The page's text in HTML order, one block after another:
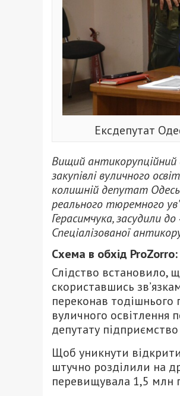
Ексдепутат
Вищий антикорупційний
закупівлі вуличного
колишній депутат
реального тюремного
Герасимчука, засудили
Спеціалізованої
Схема в обхід
Слідство встановило,
скориставшись
переконав тодішнього
вуличного
депутату
Щоб уникнути
штучно розділили на
перевищувала 1,5 млн